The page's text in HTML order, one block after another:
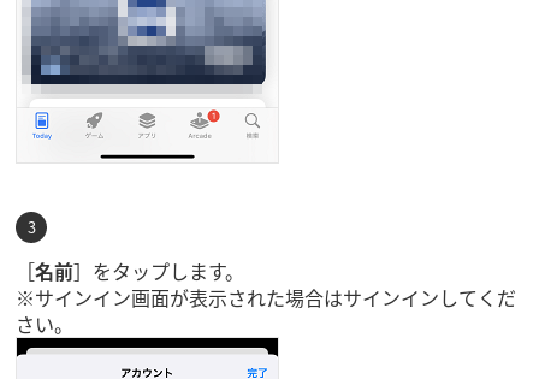
［名前］をタップします。
※サインイン画面が表示された場合はサインインしてくだ
さい。